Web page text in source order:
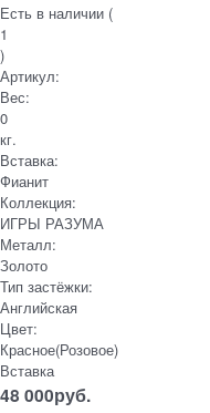
Есть в наличии (
1
)
Артикул:
Вес:
0
кг.
Вставка:
Фианит
Коллекция:
ИГРЫ РАЗУМА
Металл:
Золото
Тип застёжки:
Английская
Цвет:
Красное(Розовое)
Вставка
48 000руб.